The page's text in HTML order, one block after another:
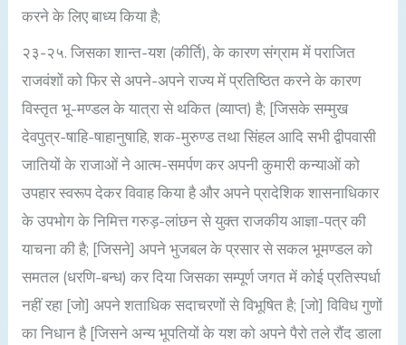
करने के लिए बाध्य किया है;
२३-२५. जिसका शान्त-यश (कीर्ति), के कारण संग्राम में पराजित
राजवंशों को फिर से अपने-अपने राज्य में प्रतिष्ठित करने के कारण
विस्तृत भू-मण्डल के यात्रा से थकित (व्याप्त) है; [जिसके सम्मुख
देवपुत्र-षाहि-षाहानुषाहि, शक-मुरुण्ड तथा सिंहल आदि सभी द्वीपवासी
जातियों के राजाओं ने आत्म-समर्पण कर अपनी कुमारी कन्याओं को
उपहार स्वरूप देकर विवाह किया है और अपने प्रादेशिक शासनाधिकार
के उपभोग के निमित्त गरुड़-लांछन से युक्त राजकीय आज्ञा-पत्र की
याचना की है; [जिसने] अपने भुजबल के प्रसार से सकल भूमण्डल को
समतल (धरणि-बन्ध) कर दिया जिसका सम्पूर्ण जगत में कोई प्रतिस्पर्धा
नहीं रहा [जो] अपने शताधिक सदाचरणों से विभूषित है; [जो] विविध गुणों
का निधान है [जिसने अन्य भूपतियों के यश को अपने पैरो तले रौंद डाला